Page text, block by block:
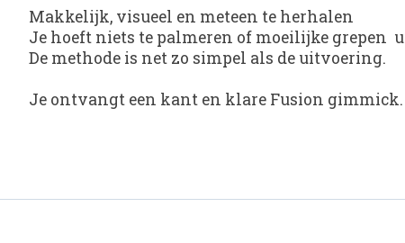
Makkelijk, visueel en meteen te herhalen
Je hoeft niets te palmeren of moeilijke grepen
De methode is net zo simpel als de uitvoering.
Je ontvangt een kant en klare Fusion gimmick.